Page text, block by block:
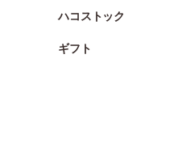
ハコストック
ギフト